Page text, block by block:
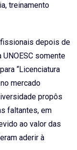
treinamento
depois de
somente
“Licenciatura
mercado
propôs
faltantes, em
ao valor das
aderir à